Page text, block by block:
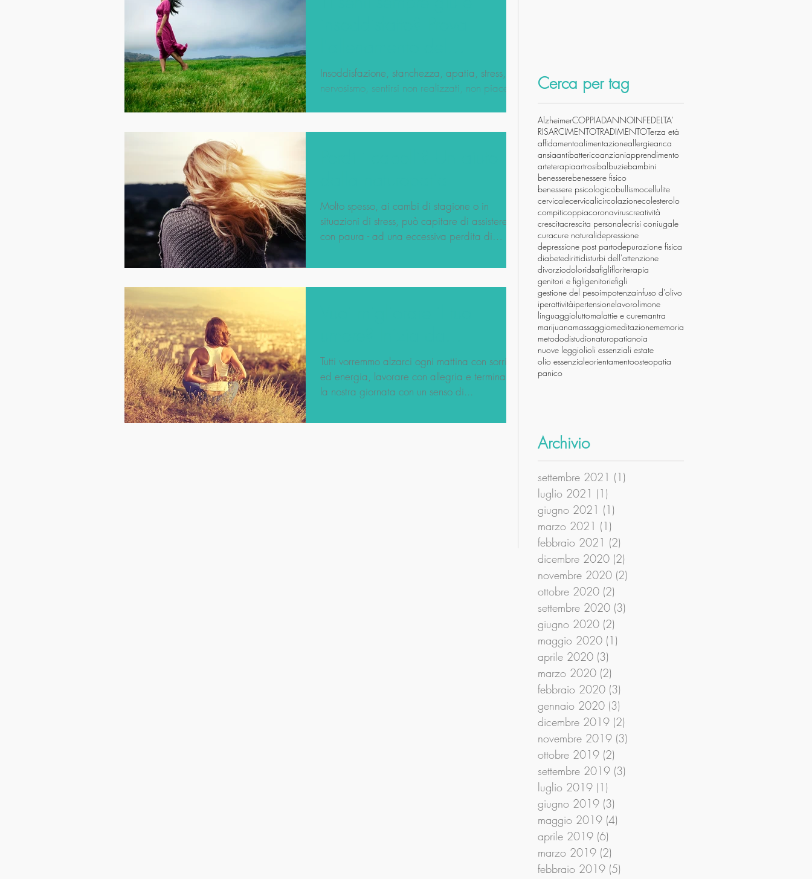
AlzheimerCOPPIADANNOINFEDELTA'
RISARCIMENTOTRADIMENTOTerza età
affidamentoalimentazioneallergieanca
ansiaantibattericoanzianiapprendimento
arteterapiaartrosibalbuziebambini
benesserebenessere fisico
benessere psicologicobullismocellulite
cervicalecervicalicircolazionecolesterolo
compiticoppiacoronaviruscreatività
crescitacrescita personalecrisi coniugale
curacure naturalidepressione
depressione post partodepurazione fisica
diabetedirittidisturbi dell'attenzione
divorziodoloridsafiglifloriterapia
genitori e figligenitoriefigli
gestione del pesoimpotenzainfuso d'olivo
iperattivitàipertensionelavorolimone
linguaggioluttomalattie e curemantra
marijuanamassaggiomeditazionememoria
metododistudionaturopatianoia
nuove leggiolioli essenziali estate
olio essenzialeorientamentoosteopatia
panico
benessere
Insoddisfazione, stanchezza, apatia, stress,
nervosismo, sentirsi non realizzati, non piacersi,
Molto spesso, ai cambi di stagione o in
situazioni di stress, può capitare di assistere -
con paura - ad una eccessiva perdita di
Tutti vorremmo alzarci ogni mattina con sorriso
ed energia, lavorare con allegria e terminare
la nostra giornata con un senso di...
Archivio
Cerca per tag
settembre 2021 (1)
luglio 2021 (1)
giugno 2021 (1)
marzo 2021 (1)
febbraio 2021 (2)
dicembre 2020 (2)
novembre 2020 (2)
ottobre 2020 (2)
settembre 2020 (3)
giugno 2020 (2)
maggio 2020 (1)
aprile 2020 (3)
marzo 2020 (2)
febbraio 2020 (3)
gennaio 2020 (3)
dicembre 2019 (2)
novembre 2019 (3)
ottobre 2019 (2)
settembre 2019 (3)
luglio 2019 (1)
giugno 2019 (3)
maggio 2019 (4)
aprile 2019 (6)
marzo 2019 (2)
febbraio 2019 (5)